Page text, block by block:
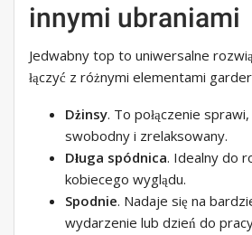
innymi ubraniami
Jedwabny top to uniwersalne
łączyć z różnymi elementami
Dżinsy. To połączenie
swobodny i zrelaksowany.
Długa spódnica. Idealny do
kobiecego wyglądu.
Spodnie. Nadaje się na
wydarzenie lub dzień do